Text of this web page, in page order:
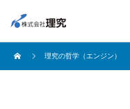
理究の哲学（エンジン）